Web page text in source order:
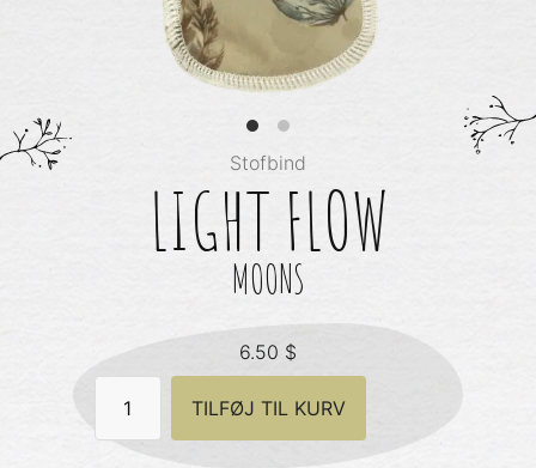
Stofbind
LIGHT FLOW
MOONS
6.50 $
Flow
-
Moons
TILFØJ TIL KURV